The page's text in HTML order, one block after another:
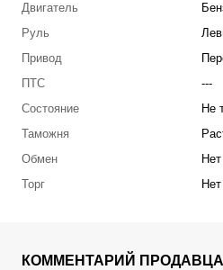
Двигатель
Руль
Привод
ПТС
---
Состояние
Не
Таможня
Обмен
Нет
Торг
Нет
КОММЕНТАРИЙ ПРОДАВЦА